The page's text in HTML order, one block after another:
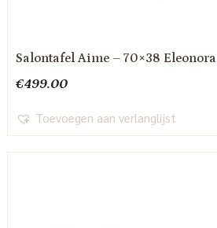
Salontafel Aime – 70×38 Eleonora
€499.00
Toevoegen aan verlanglijst